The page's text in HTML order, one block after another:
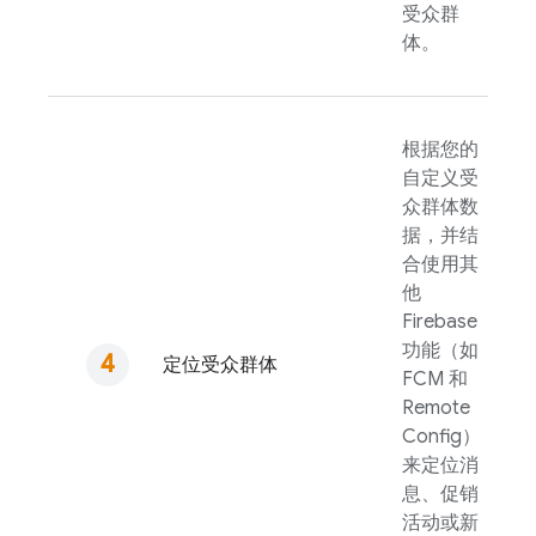
受众群
体。
定位受众群体
根据您的
自定义受
众群体数
据，并结
合使用其
他
Firebase
功能（如
FCM 和
Remote
Config）
来定位消
息、促销
活动或新